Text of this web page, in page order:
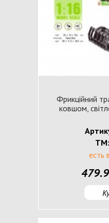
Фрикційний
ковшом,
ТМ:
есть